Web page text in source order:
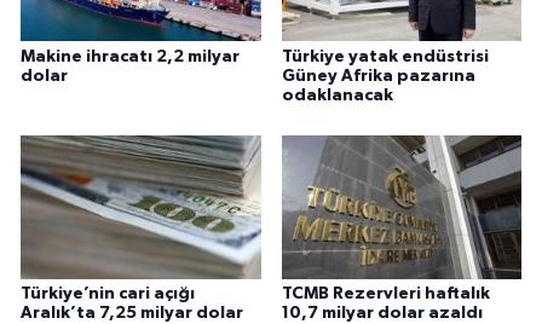
Makine ihracatı 2,2 milyar
dolar
Türkiye yatak endüstrisi
Güney Afrika pazarına
odaklanacak
Türkiye’nin cari açığı
Aralık’ta 7,25 milyar dolar
TCMB Rezervleri haftalık
10,7 milyar dolar azaldı